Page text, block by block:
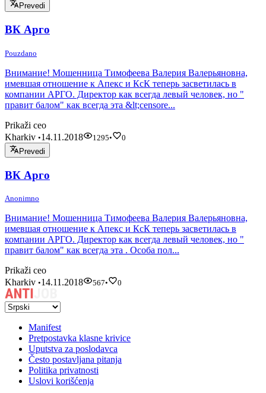
Prevedi
ВК Арго
Pouzdano
Внимание! Мошенница Тимофеева Валерия Валерьяновна,
имевшая отношение к Апекс и КсК теперь засветилась в
компании АРГО. Директор как всегда левый человек, но "
правит балом" как всегда эта &lt;censore...
Prikaži ceo
Kharkiv •14.11.2018 1295•
0
Prevedi
ВК Арго
Anonimno
Внимание! Мошенница Тимофеева Валерия Валерьяновна,
имевшая отношение к Апекс и КсК теперь засветилась в
компании АРГО. Директор как всегда левый человек, но "
правит балом" как всегда эта . Особа пол...
Prikaži ceo
Kharkiv •14.11.2018 567• 0
Manifest
Pretpostavka klasne krivice
Uputstva za poslodavca
Često postavljana pitanja
Politika privatnosti
Uslovi korišćenja